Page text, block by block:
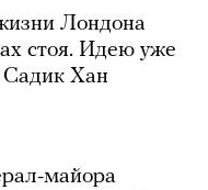
Лондона
стоя. Идею уже
Садик Хан
майора